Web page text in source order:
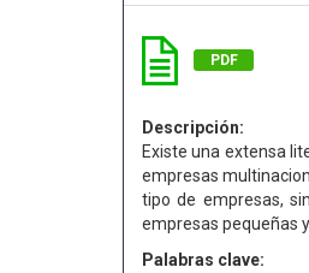
PDF
Descripción:
Existe una extensa
empresas
tipo de empresas,
empresas pequeñas
Palabras clave: